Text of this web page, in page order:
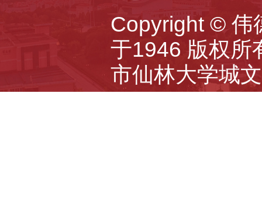
Copyright © 伟
于1946 版权
市仙林大学城